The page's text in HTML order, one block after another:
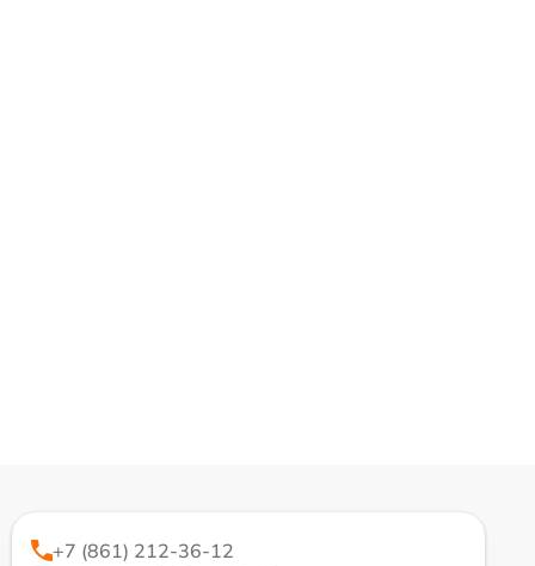
+7 (861) 212-36-12